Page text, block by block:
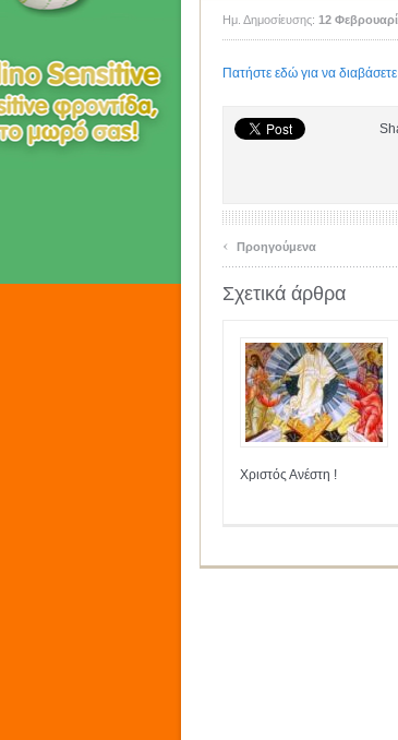
Ημ. Δημοσίευσης: 12
Πατήστε εδώ για να
‹ Προηγούμενα
Σχετικά άρθρα
Χριστός Ανέστη !